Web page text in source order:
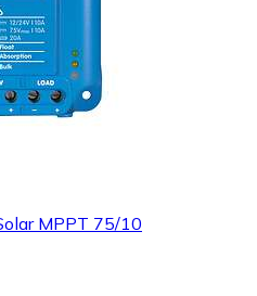
MPPT 75/10